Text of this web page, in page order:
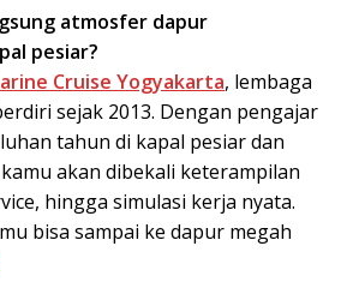
atmosfer dapur
pesiar?
Cruise Yogyakarta, lembaga
sejak 2013. Dengan pengajar
tahun di kapal pesiar dan
akan dibekali keterampilan
hingga simulasi kerja nyata.
bisa sampai ke dapur megah